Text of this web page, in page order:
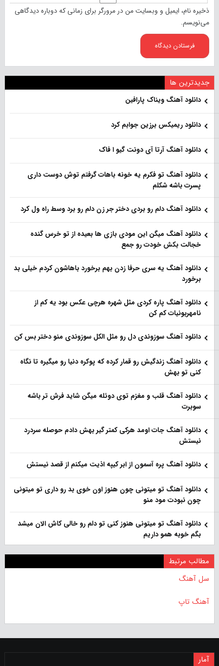
ذخیره نام، ایمیل و وبسایت من در مرورگر برای زمانی که دوباره دیدگاهی
می‌نویسم.
جدیدترین ها
دانلود آهنگ ویناک پارافین
دانلود ریمیکس برزین جوابم کرد
دانلود آهنگ آرتا آی دونت گیو ا فاک
دانلود آهنگ تو فکرم یه خونه باهات گرفتم توش دوست داری
پسرت باشه شکلم
دانلود آهنگ دلم رو بردی دختر جر زن دلم رو برد وسط راه ول کرد
دانلود آهنگ میگن این مودی بازی ها بعیده از تو خرس گنده
خجالت بکش خودت رو جمع
دانلود آهنگ یه سری حرفا زدن بهم برخورد باهاشون کردم خیلی بد
برخورد
دانلود آهنگ پاره کردی مثل شهره هرچی عکس بود یه کم از
نامهربونیات کم کن
دانلود آهنگ سوزوندی دل رو مثل الکل سوزوندی منو دختر بس کن
دانلود آهنگ زندگیش رو قمار کرده که پوکره دنیا رو میگیره تا نگاه
کنی تو بهش
دانلود آهنگ قلب و مغزم توی دوئله میگن شاید فرش تر باشه
سوبرت
دانلود آهنگ جات اومد هرکی کمتر گیر بهش دادم حوصله سردرد
نیستش
دانلود آهنگ پره آسمون از ابر کیپه اذیت میکنم از قصد نیستش
دانلود آهنگ تو میتونی چون هنوز اون خوی بد رو داری تو میتونی
چون نبودت مود منو
دانلود آهنگ تو میتونی هنوز کنی تو دلم رو خالی کاش الان میشد
بگم خوبه همو داریم
مطالب مرتبط
سل آهنگ
آهنگ تاپ
آمار